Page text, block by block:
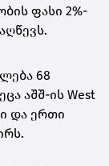
ფასი 2%-
68
აშშ-ის West
და ერთი